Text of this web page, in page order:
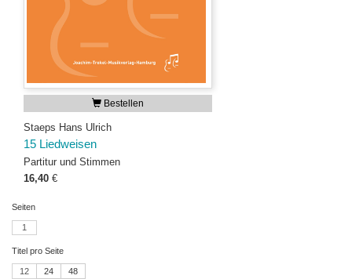
Bestellen
Staeps Hans Ulrich
15 Liedweisen
Partitur und Stimmen
16,40 €
Seiten
1
Titel pro Seite
12 24 48